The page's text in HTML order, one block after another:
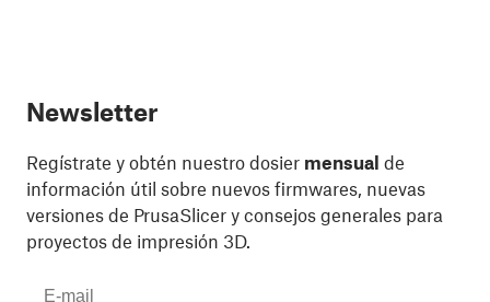
Newsletter
Regístrate y obtén nuestro dosier mensual de
información útil sobre nuevos firmwares, nuevas
versiones de PrusaSlicer y consejos generales para
proyectos de impresión 3D.